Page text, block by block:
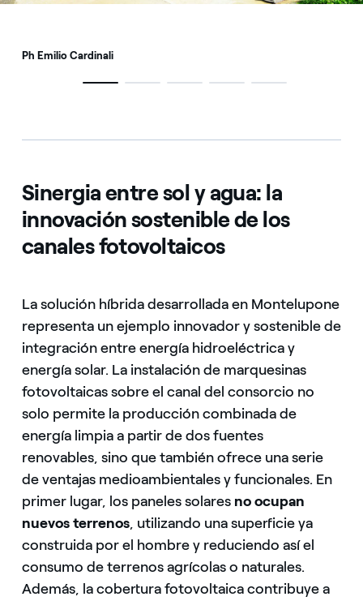
Ph Emilio Cardinali
Sinergia entre sol y agua: la
innovación sostenible de los
canales fotovoltaicos
La solución híbrida desarrollada en Montelupone
representa un ejemplo innovador y sostenible de
integración entre energía hidroeléctrica y
energía solar. La instalación de marquesinas
fotovoltaicas sobre el canal del consorcio no
solo permite la producción combinada de
energía limpia a partir de dos fuentes
renovables, sino que también ofrece una serie
de ventajas medioambientales y funcionales. En
primer lugar, los paneles solares no ocupan
nuevos terrenos, utilizando una superficie ya
construida por el hombre y reduciendo así el
consumo de terrenos agrícolas o naturales.
Además, la cobertura fotovoltaica contribuye a